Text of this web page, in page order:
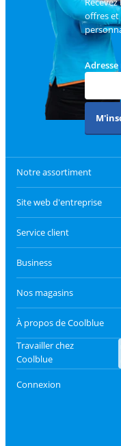
offres et
Notre assortiment
Site web d'entreprise
Service client
Business
Nos magasins
À propos de Coolblue
Travailler chez
Coolblue
Connexion